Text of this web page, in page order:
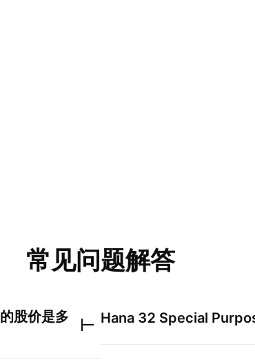
常见问题解答
的股价是多
Hana 32 Special